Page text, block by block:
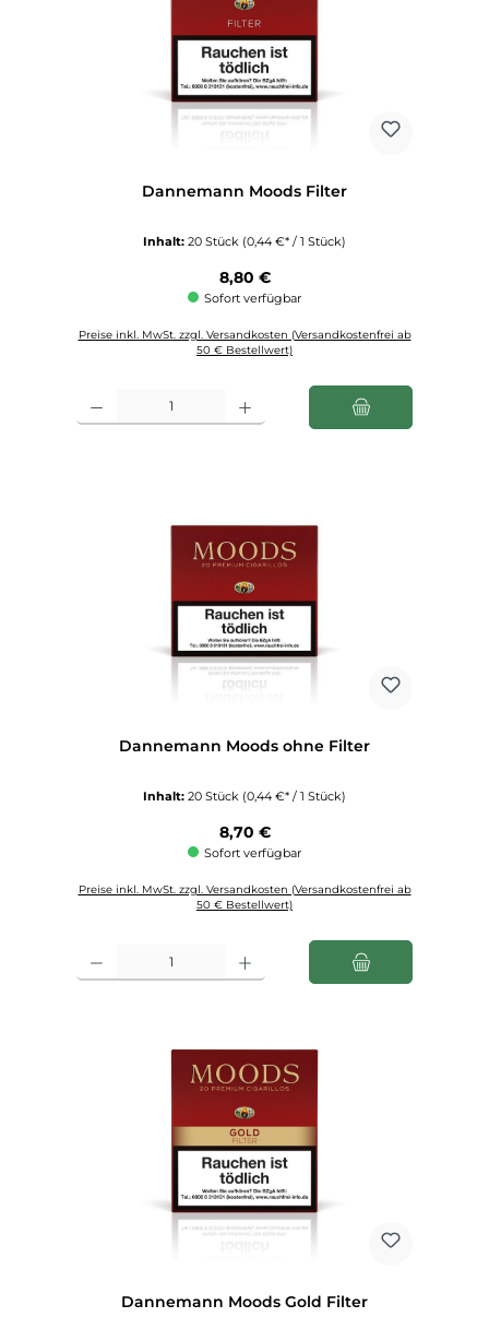
Dannemann Moods Filter
Inhalt: 20 Stück (0,44 €* / 1 Stück)
Regulärer Preis:
8,80 €
Sofort verfügbar
Preise inkl. MwSt. zzgl. Versandkosten (Versandkostenfrei ab
50 € Bestellwert)
Dannemann Moods ohne Filter
Inhalt: 20 Stück (0,44 €* / 1 Stück)
Regulärer Preis:
8,70 €
Sofort verfügbar
Preise inkl. MwSt. zzgl. Versandkosten (Versandkostenfrei ab
50 € Bestellwert)
Produkt Anzahl: Gib den gewünschten Wert ein oder benutze die
Dannemann Moods Gold Filter